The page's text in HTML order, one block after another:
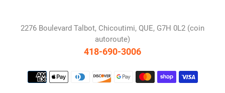
2276 Boulevard Talbot, Chicoutimi, QUE, G7H 0L2 (coin
autoroute)
418-690-3006
Moyens
de